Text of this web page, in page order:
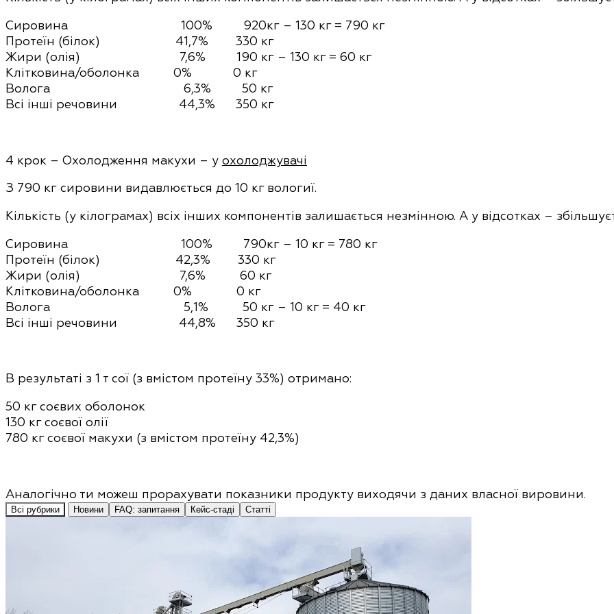
Сировина 100% 920кг – 130 кг = 790 кг
Протеїн (білок) 41,7% 330 кг
Жири (олія) 7,6% 190 кг – 130 кг = 60 кг
Клітковина/оболонка 0% 0 кг
Волога 6,3% 50 кг
Всі інші речовини 44,3% 350 кг
4 крок – Охолодження макухи – у охолоджувачі
З 790 кг сировини видавлюється до 10 кг вологиї.
Кількість (у кілограмах) всіх інших компонентів залишається незмінною. А у відсотках –
Сировина 100% 790кг – 10 кг = 780 кг
Протеїн (білок) 42,3% 330 кг
Жири (олія) 7,6% 60 кг
Клітковина/оболонка 0% 0 кг
Волога 5,1% 50 кг – 10 кг = 40 кг
Всі інші речовини 44,8% 350 кг
В результаті з 1 т сої (з вмістом протеїну 33%) отримано:
50 кг соєвих оболонок
130 кг соєвої олії
780 кг соєвої макухи (з вмістом протеїну 42,3%)
Аналогічно ти можеш прорахувати показники продукту виходячи з даних власної вировини.
Всі рубрики Новини FAQ: запитання Кейс-стаді Статті